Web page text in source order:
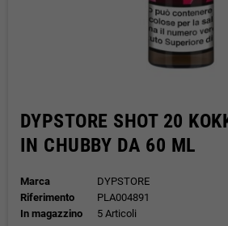
DYPSTORE SHOT 20
IN CHUBBY DA 60 ML
Marca
DYPSTORE
Riferimento
PLA004891
In magazzino
5 Articoli